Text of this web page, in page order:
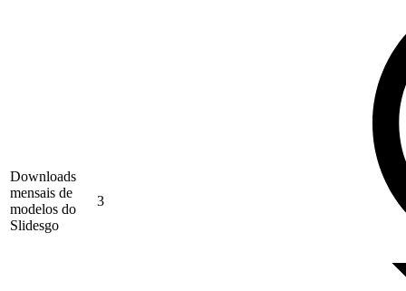
Downloads
mensais de
modelos do
Slidesgo
3